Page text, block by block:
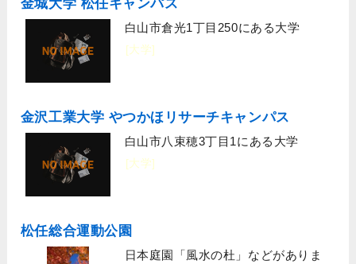
金城大学 松任キャンパス
白山市倉光1丁目250にある大学
[大学]
金沢工業大学 やつかほリサーチキャンパス
白山市八束穂3丁目1にある大学
[大学]
松任総合運動公園
日本庭園「風水の杜」などがありま